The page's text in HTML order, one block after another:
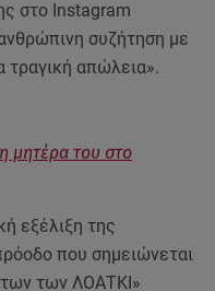
στο Instagram
συζήτηση με
απώλεια».
μητέρα του στο
εξέλιξη της
που σημειώνεται
των ΛΟΑΤΚΙ»